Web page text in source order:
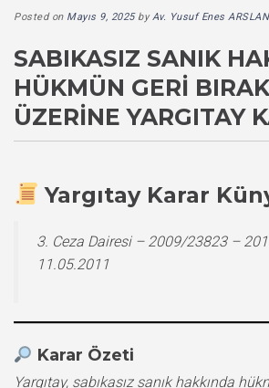
Posted on Mayıs 9, 2025byAv. Yusuf Enes ARSLAN
SABIKASIZ SANIK
HÜKMÜN GERI
ÜZERINE YARGITAY
Yargıtay Karar
3. Ceza Dairesi – 2009/23823 –
11.05.2011
Karar Özeti
Yargıtay, sabıkasız sanık hakkında